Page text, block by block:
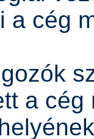
a cég
a cég